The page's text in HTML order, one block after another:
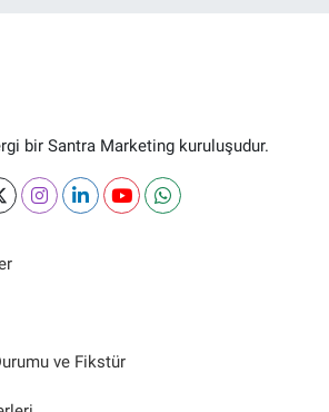
bir Santra Marketing kuruluşudur.
ve Fikstür